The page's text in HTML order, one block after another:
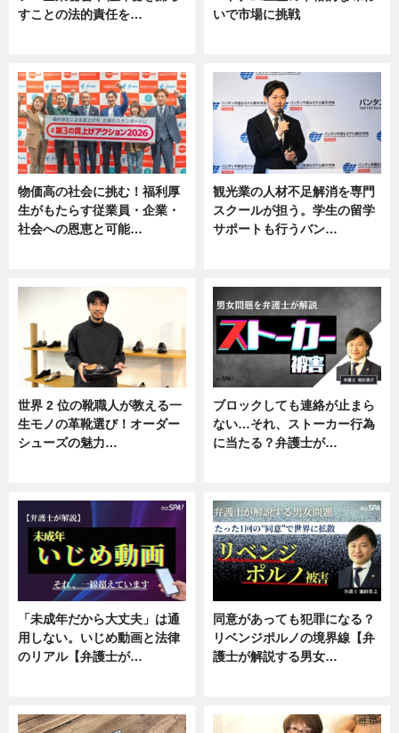
すことの法的責任を…
いで市場に挑戦
物価高の社会に挑む！福利厚
生がもたらす従業員・企業・
社会への恩恵と可能…
観光業の人材不足解消を専門
スクールが担う。学生の留学
サポートも行うバン…
世界 2 位の靴職人が教える一
生モノの革靴選び！オーダー
シューズの魅力…
ブロックしても連絡が止まら
ない…それ、ストーカー行為
に当たる？弁護士が…
「未成年だから大丈夫」は通
用しない。いじめ動画と法律
のリアル【弁護士が…
同意があっても犯罪になる？
リベンジポルノの境界線【弁
護士が解説する男女…